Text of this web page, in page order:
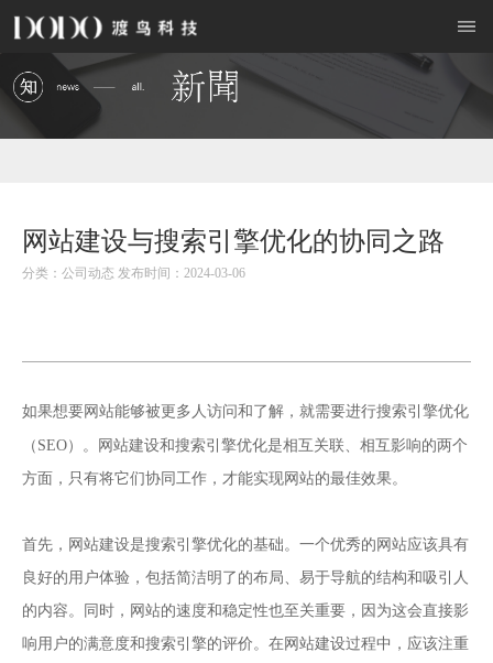
网站建设与搜索引擎优化的协同之路
分类：公司动态 发布时间：2024-03-06
如果想要网站能够被更多人访问和了解，就需要进行搜索引擎优化
（SEO）。 网站建设和搜索引擎优化是相互关联、相互影响的两个
方面，只有将它们协同工作，才能实现网站的最佳效果。
首先，网站建设是搜索引擎优化的基础。一个优秀的网站应该具有
良好的用户体验，包括简洁明了的布局、易于导航的结构和吸引人
的内容。同时，网站的速度和稳定性也至关重要，因为这会直接影
响用户的满意度和搜索引擎的评价。在网站建设过程中，应该注重